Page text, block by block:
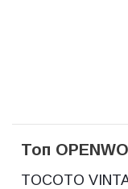
Топ
TOCOTO